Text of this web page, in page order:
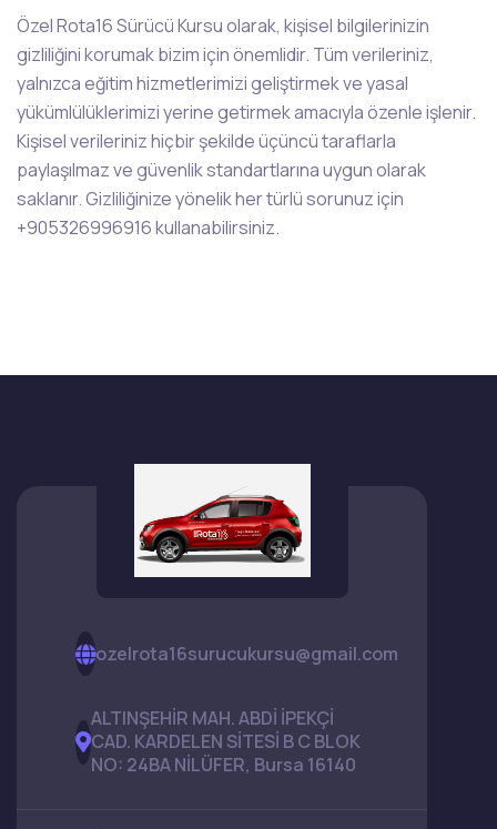
Özel Rota16 Sürücü Kursu olarak, kişisel bilgilerinizin
gizliliğini korumak bizim için önemlidir. Tüm verileriniz,
yalnızca eğitim hizmetlerimizi geliştirmek ve yasal
yükümlülüklerimizi yerine getirmek amacıyla özenle işlenir.
Kişisel verileriniz hiçbir şekilde üçüncü taraflarla
paylaşılmaz ve güvenlik standartlarına uygun olarak
saklanır. Gizliliğinize yönelik her türlü sorunuz için
+905326996916 kullanabilirsiniz.
ozelrota16surucukursu@gmail.com
ALTINŞEHİR MAH. ABDİ İPEKÇİ
CAD. KARDELEN SİTESİ B C BLOK
NO: 24BA NİLÜFER, Bursa 16140